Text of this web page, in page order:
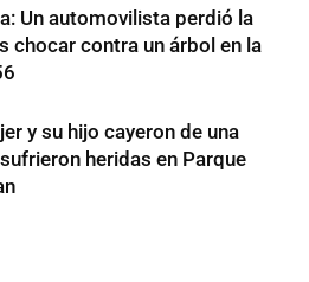
Un automovilista perdió la
chocar contra un árbol en la
y su hijo cayeron de una
heridas en Parque